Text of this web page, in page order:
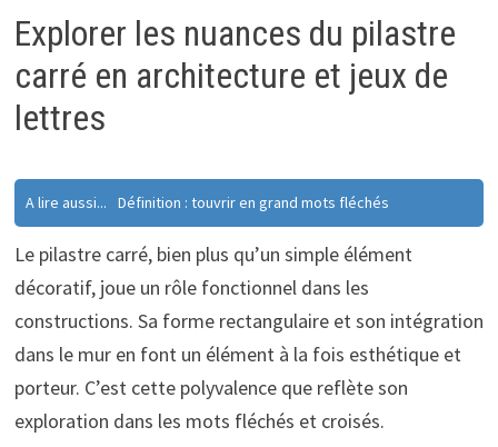
Explorer les nuances du pilastre
carré en architecture et jeux de
lettres
A lire aussi... Définition : touvrir en grand mots fléchés
Le pilastre carré, bien plus qu’un simple élément
décoratif, joue un rôle fonctionnel dans les
constructions. Sa forme rectangulaire et son intégration
dans le mur en font un élément à la fois esthétique et
porteur. C’est cette polyvalence que reflète son
exploration dans les mots fléchés et croisés.